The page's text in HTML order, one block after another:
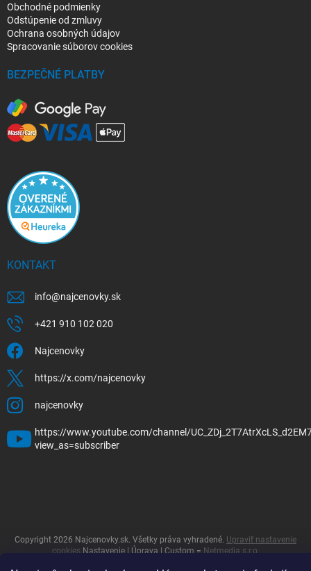
Obchodné podmienky
Odstúpenie od zmluvy
Ochrana osobných údajov
Spracovanie súborov cookies
BEZPEČNÉ PLATBY
KONTAKT
info@najcenovky.sk
+421 910 102 020
Najcenovky
https://x.com/najcenovky
najcenovky
https://www.youtube.com/channel/
view_as=subscriber
Copyright 2026 Najcenovky.sk. Všetky práva vyhradené. Upraviť nastavenie
cookiesNastavenie | Úprava | Custom = Netmedia s.r.o.